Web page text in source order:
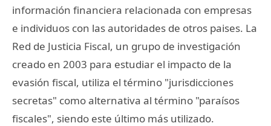
información financiera relacionada con empresas
e individuos con las autoridades de otros paises. La
Red de Justicia Fiscal, un grupo de investigación
creado en 2003 para estudiar el impacto de la
evasión fiscal, utiliza el término "jurisdicciones
secretas" como alternativa al término "paraísos
fiscales", siendo este último más utilizado.